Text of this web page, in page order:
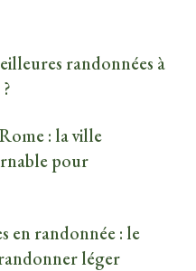
randonnées à
: la ville
pour
en randonnée : le
léger